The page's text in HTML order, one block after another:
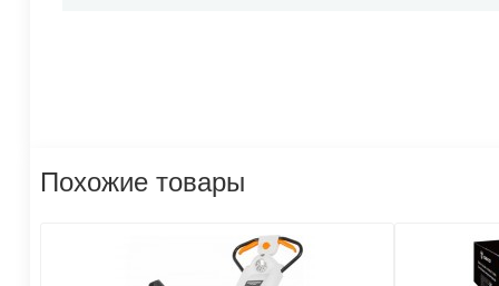
Похожие товары